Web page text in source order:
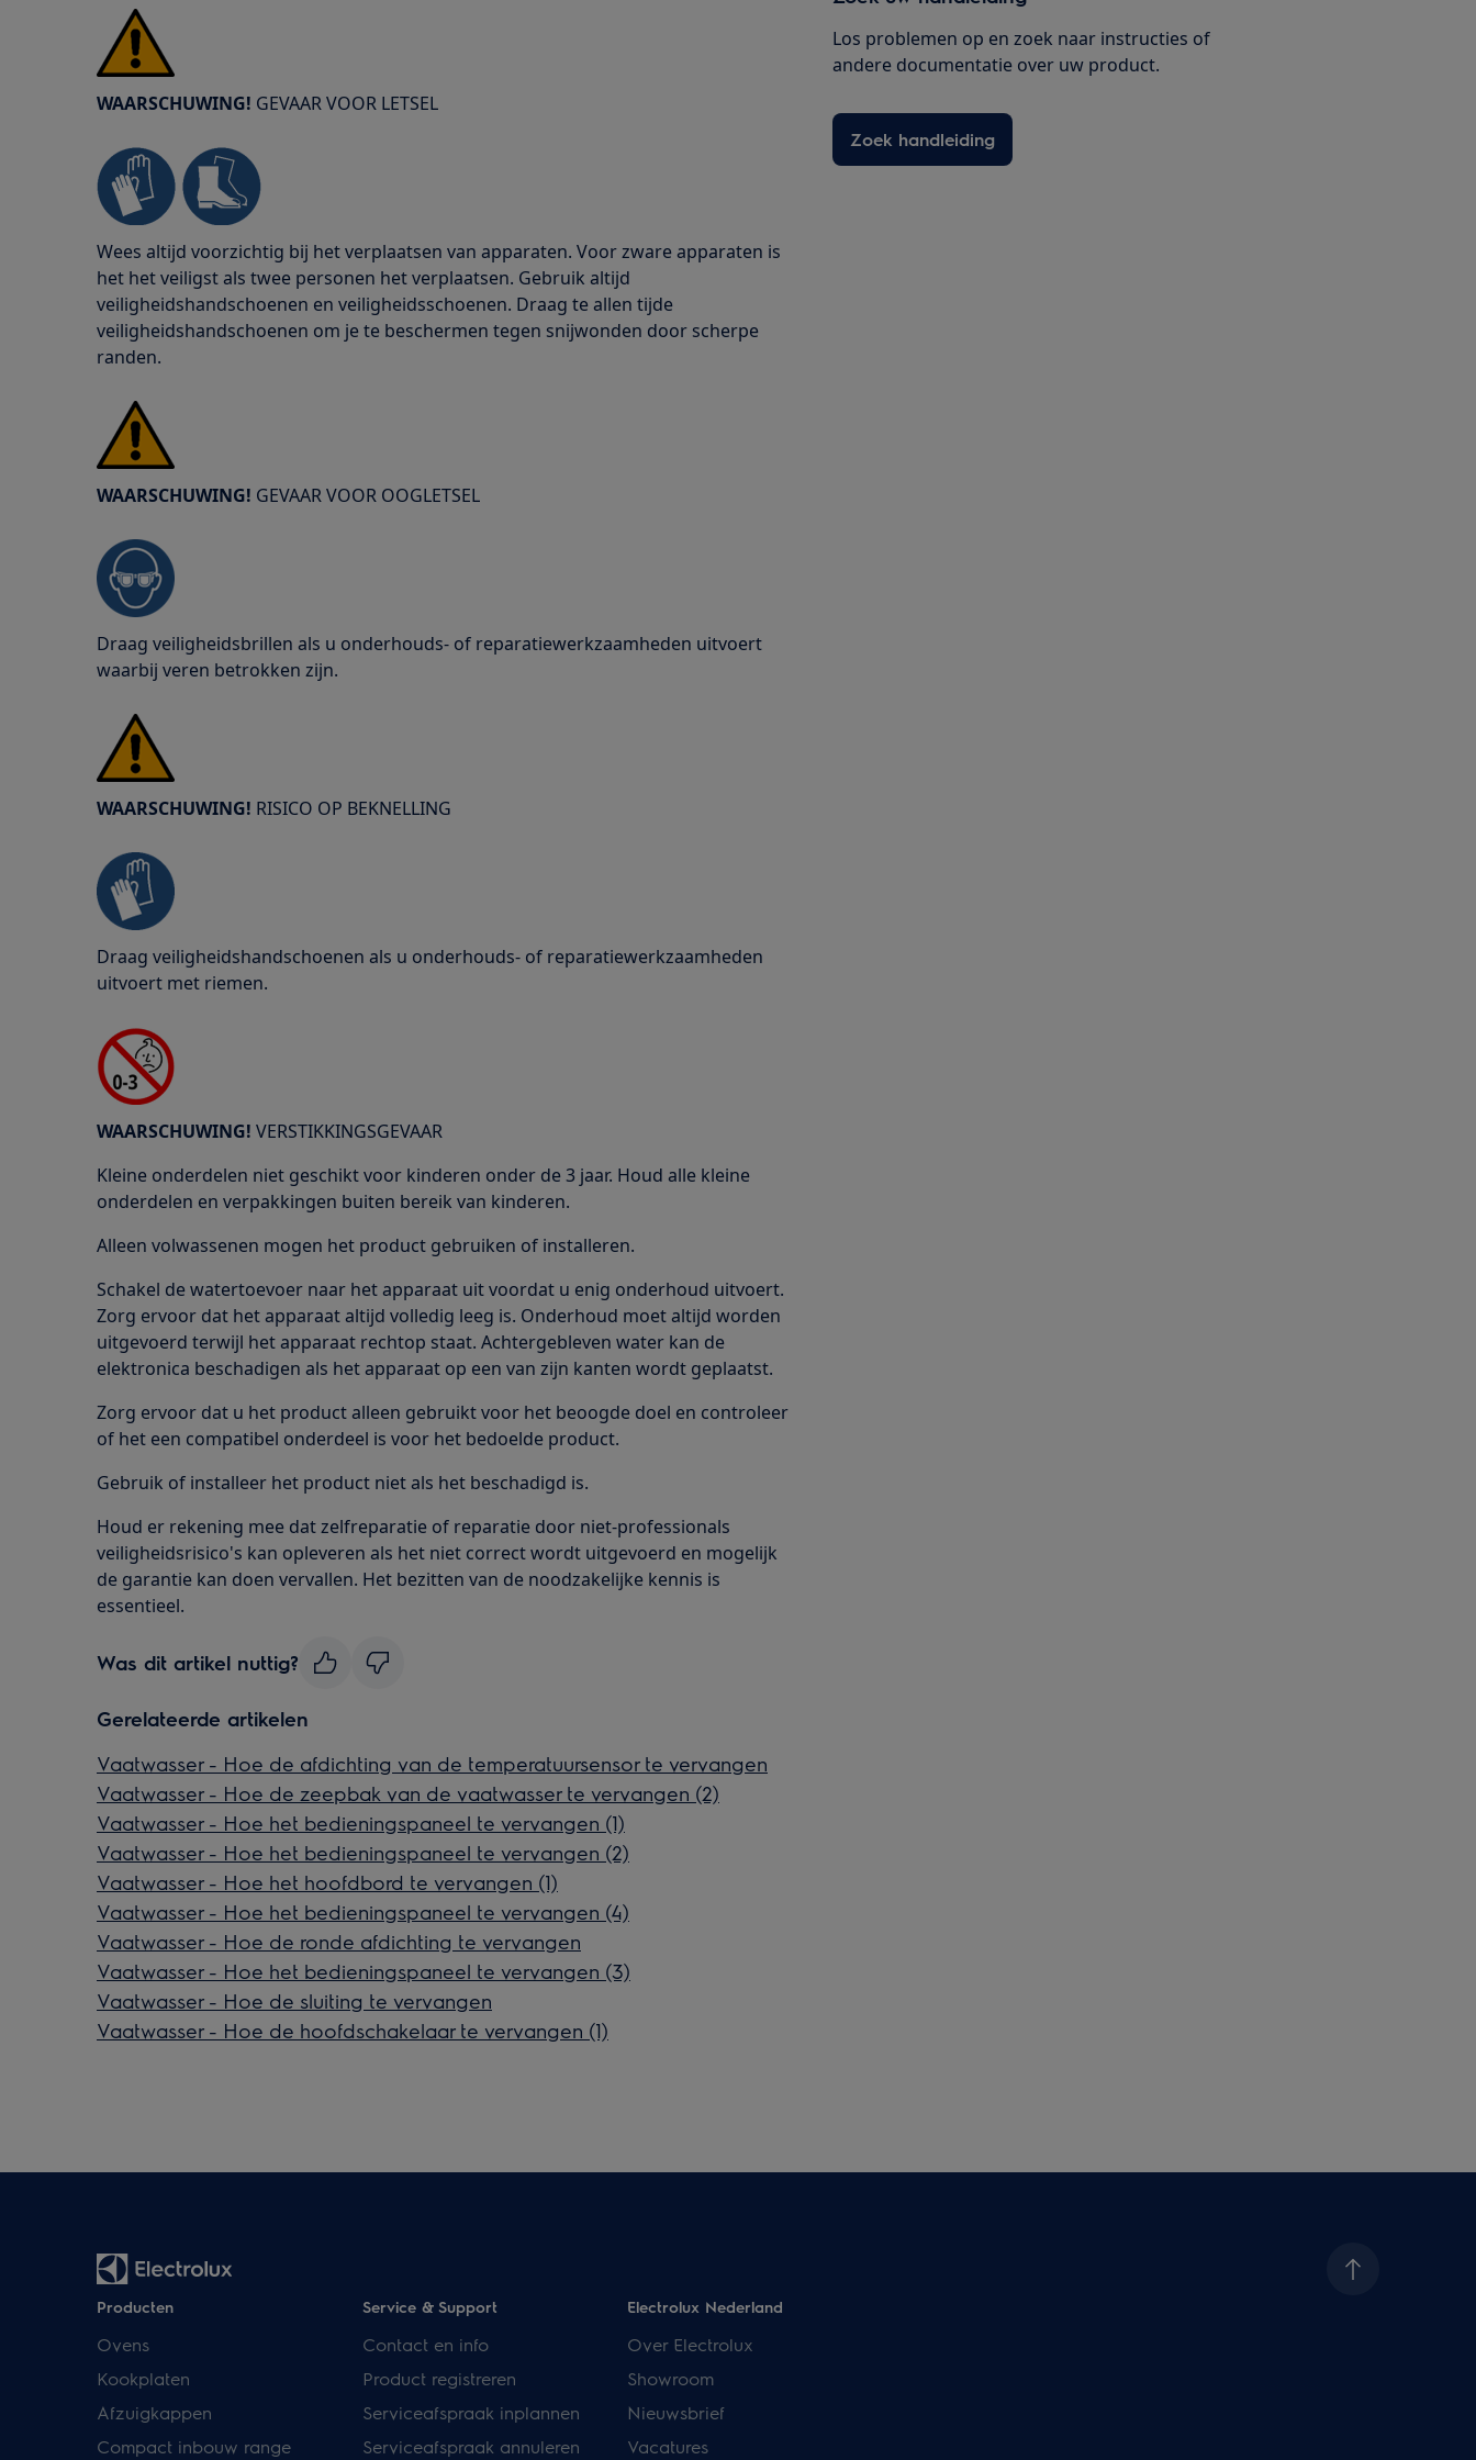
WAARSCHUWING! GEVAAR VOOR LETSEL
Wees altijd voorzichtig bij het verplaatsen van apparaten. Voor zware apparaten is
het het veiligst als twee personen het verplaatsen. Gebruik altijd
veiligheidshandschoenen en veiligheidsschoenen. Draag te allen tijde
veiligheidshandschoenen om je te beschermen tegen snijwonden door scherpe
randen.
WAARSCHUWING! GEVAAR VOOR OOGLETSEL
Draag veiligheidsbrillen als u onderhouds- of reparatiewerkzaamheden uitvoert
waarbij veren betrokken zijn.
WAARSCHUWING! RISICO OP BEKNELLING
Draag veiligheidshandschoenen als u onderhouds- of reparatiewerkzaamheden
uitvoert met riemen.
WAARSCHUWING! VERSTIKKINGSGEVAAR
Kleine onderdelen niet geschikt voor kinderen onder de 3 jaar. Houd alle kleine
onderdelen en verpakkingen buiten bereik van kinderen.
Alleen volwassenen mogen het product gebruiken of installeren.
Schakel de watertoevoer naar het apparaat uit voordat u enig onderhoud uitvoert.
Zorg ervoor dat het apparaat altijd volledig leeg is. Onderhoud moet altijd worden
uitgevoerd terwijl het apparaat rechtop staat. Achtergebleven water kan de
elektronica beschadigen als het apparaat op een van zijn kanten wordt geplaatst.
Zorg ervoor dat u het product alleen gebruikt voor het beoogde doel en controleer
of het een compatibel onderdeel is voor het bedoelde product.
Gebruik of installeer het product niet als het beschadigd is.
Houd er rekening mee dat zelfreparatie of reparatie door niet-professionals
veiligheidsrisico's kan opleveren als het niet correct wordt uitgevoerd en mogelijk
de garantie kan doen vervallen. Het bezitten van de noodzakelijke kennis is
essentieel.
Was dit artikel nuttig?
Gerelateerde artikelen
Vaatwasser - Hoe de afdichting van de temperatuursensor te vervangen
Vaatwasser - Hoe de zeepbak van de vaatwasser te vervangen (2)
Vaatwasser - Hoe het bedieningspaneel te vervangen (1)
Vaatwasser - Hoe het bedieningspaneel te vervangen (2)
Vaatwasser - Hoe het hoofdbord te vervangen (1)
Vaatwasser - Hoe het bedieningspaneel te vervangen (4)
Vaatwasser - Hoe de ronde afdichting te vervangen
Vaatwasser - Hoe het bedieningspaneel te vervangen (3)
Vaatwasser - Hoe de sluiting te vervangen
Vaatwasser - Hoe de hoofdschakelaar te vervangen (1)
Los problemen op en zoek naar instructies of
andere documentatie over uw product.
Zoek handleiding
Producten
Ovens
Kookplaten
Afzuigkappen
Compact inbouw range
Service & Support
Contact en info
Product registreren
Serviceafspraak inplannen
Serviceafspraak annuleren
Electrolux Nederland
Over Electrolux
Showroom
Nieuwsbrief
Vacatures